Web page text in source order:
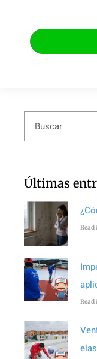
Últimas
Read
Read